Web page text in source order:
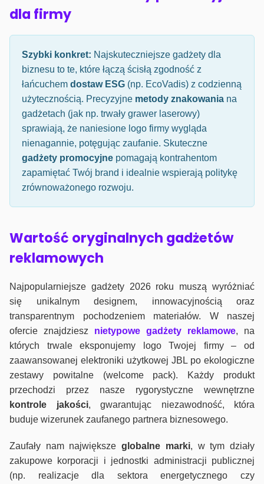
dla firmy
Szybki konkret: Najskuteczniejsze gadżety dla
biznesu to te, które łączą ścisłą zgodność z
łańcuchem dostaw ESG (np. EcoVadis) z codzienną
użytecznością. Precyzyjne metody znakowania na
gadżetach (jak np. trwały grawer laserowy)
sprawiają, że naniesione logo firmy wygląda
nienagannie, potęgując zaufanie. Skuteczne
gadżety promocyjne pomagają kontrahentom
zapamiętać Twój brand i idealnie wspierają politykę
zrównoważonego rozwoju.
Wartość oryginalnych gadżetów
reklamowych
Najpopularniejsze gadżety 2026 roku muszą wyróżniać
się unikalnym designem, innowacyjnością oraz
transparentnym pochodzeniem materiałów. W naszej
ofercie znajdziesz nietypowe gadżety reklamowe, na
których trwale eksponujemy logo Twojej firmy – od
zaawansowanej elektroniki użytkowej JBL po ekologiczne
zestawy powitalne (welcome pack). Każdy produkt
przechodzi przez nasze rygorystyczne wewnętrzne
kontrole jakości, gwarantując niezawodność, która
buduje wizerunek zaufanego partnera biznesowego.
Zaufały nam największeglobalne marki, w tym działy
zakupowe korporacji i jednostki administracji publicznej
(np. realizacje dla sektora energetycznego czy